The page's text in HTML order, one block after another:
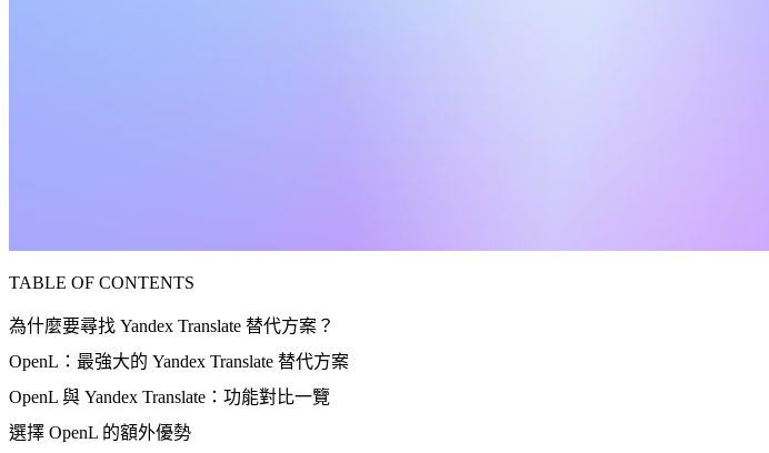
TABLE OF CONTENTS
為什麼要尋找 Yandex Translate 替代方案？
OpenL：最強大的 Yandex Translate 替代方案
OpenL 與 Yandex Translate：功能對比一覽
選擇 OpenL 的額外優勢